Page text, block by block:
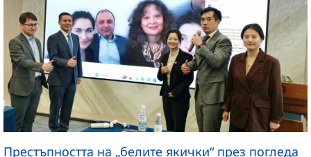
Престъпността на „белите якички“ през погледа